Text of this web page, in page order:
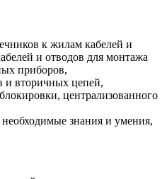
к жилам кабелей и
и отводов для монтажа
приборов,
и вторичных цепей,
централизованного
знания и умения,